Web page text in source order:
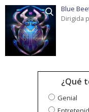
Blue
Dirigida
¿Qué
Genial